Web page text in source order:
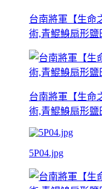
台南將軍【生命
術,青鯤鯓扇形
台南將軍【生命
術,青鯤鯓扇形
5P04.jpg